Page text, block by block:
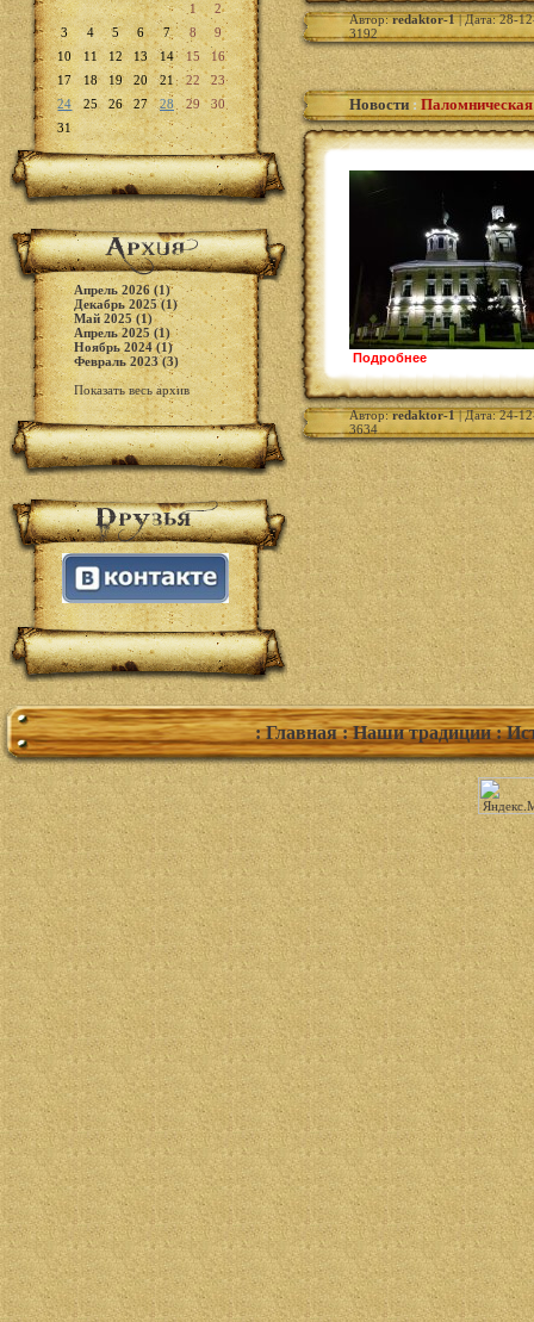
1
2
3
4 5 6 7 8
9
10
11 12 13 14 15
16
17
18 19 20 21 22
23
24
25 26 27 28 29
30
31
Апрель 2026 (1)
Декабрь 2025 (1)
Май 2025 (1)
Апрель 2025 (1)
Ноябрь 2024 (1)
Февраль 2023 (3)
Показать весь архив
Автор:redaktor-1| Дата: 28-
3192
Новости :
Подробнее
Автор:redaktor-1| Дата: 24-
3634
: Главная : Наши традиции :